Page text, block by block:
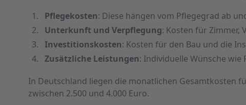
Pflegekosten: Diese hängen vom Pflegegrad ab
Unterkunft und Verpflegung: Kosten für Zimmer,
Investitionskosten: Kosten für den Bau und die
Zusätzliche Leistungen: Individuelle Wünsche wie
In Deutschland liegen die monatlichen Gesamtkosten
zwischen 2.500 und 4.000 Euro.